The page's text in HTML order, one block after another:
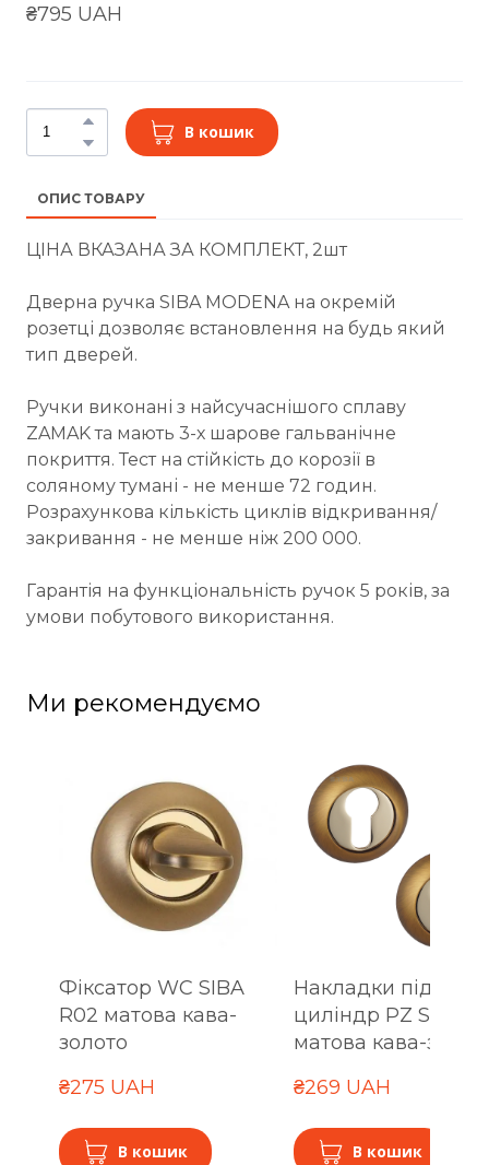
₴795 UAH
В кошик
ОПИС ТОВАРУ
ЦІНА ВКАЗАНА ЗА КОМПЛЕКТ, 2шт
Дверна ручка SIBA MODENA на окремій
розетці дозволяє встановлення на будь який
тип дверей.
Ручки виконані з найсучаснішого сплаву
ZAMAK та мають 3-х шарове гальванічне
покриття. Тест на стійкість до корозії в
соляному тумані - не менше 72 годин.
Розрахункова кількість циклів відкривання/
закривання - не менше ніж 200 000.
Гарантія на функціональність ручок 5 років, за
умови побутового використання.
Ми рекомендуємо
Фіксатор WC SIBA
R02 матова кава-
золото
₴275 UAH
В кошик
Накладки під
циліндр PZ SIBA
матова кава-
₴269 UAH
В кошик